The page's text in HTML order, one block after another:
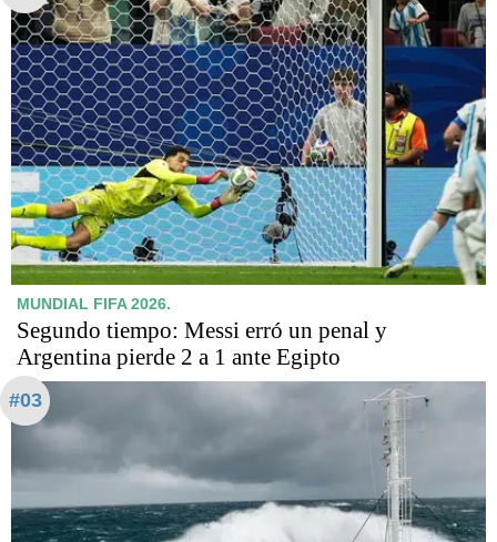
MUNDIAL FIFA 2026.
Segundo tiempo: Messi erró un penal y
Argentina pierde 2 a 1 ante Egipto
#03